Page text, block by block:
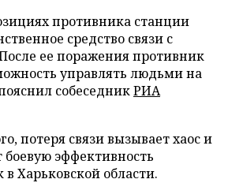
противника станции
средство связи с
ее поражения противник
управлять людьми на
собеседникРИА
потеря связи вызывает хаос и
боевую эффективность
Харьковской области.